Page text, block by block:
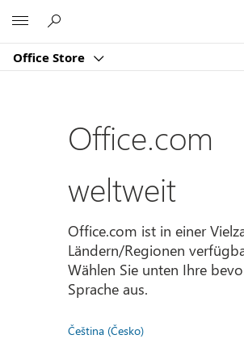
Office Store
Office.com
weltweit
Office.com ist in einer
Ländern/Regionen
Wählen Sie unten Ihre
Sprache aus.
Čeština (Česko)